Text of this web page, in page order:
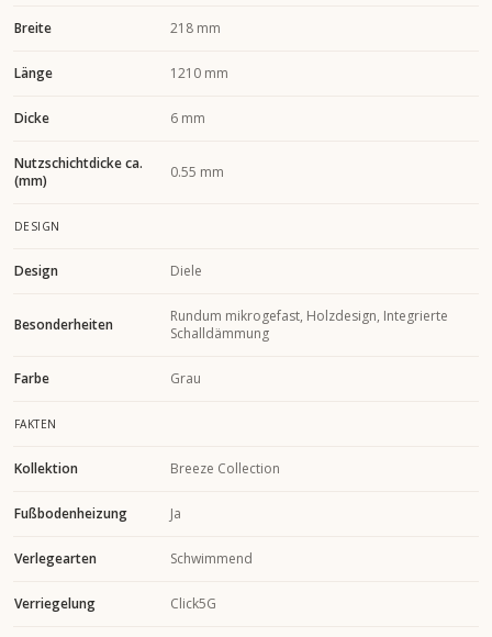
Breite 218 mm
Länge 1210 mm
Dicke 6 mm
Nutzschichtdicke ca.
(mm)
0.55 mm
DESIGN
Design Diele
Besonderheiten
Rundum mikrogefast, Holzdesign, Integrierte
Schalldämmung
Farbe Grau
FAKTEN
Kollektion Breeze Collection
Fußbodenheizung Ja
Verlegearten Schwimmend
Verriegelung Click5G